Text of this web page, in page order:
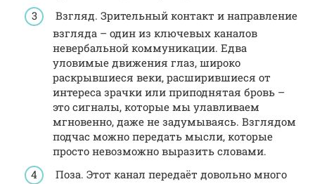
Взгляд. Зрительный контакт и направление
взгляда – один из ключевых каналов
невербальной коммуникации. Едва
уловимые движения глаз, широко
раскрывшиеся веки, расширившиеся от
интереса зрачки или приподнятая бровь –
это сигналы, которые мы улавливаем
мгновенно, даже не задумываясь. Взглядом
подчас можно передать мысли, которые
просто невозможно выразить словами.
Поза. Этот канал передаёт довольно много